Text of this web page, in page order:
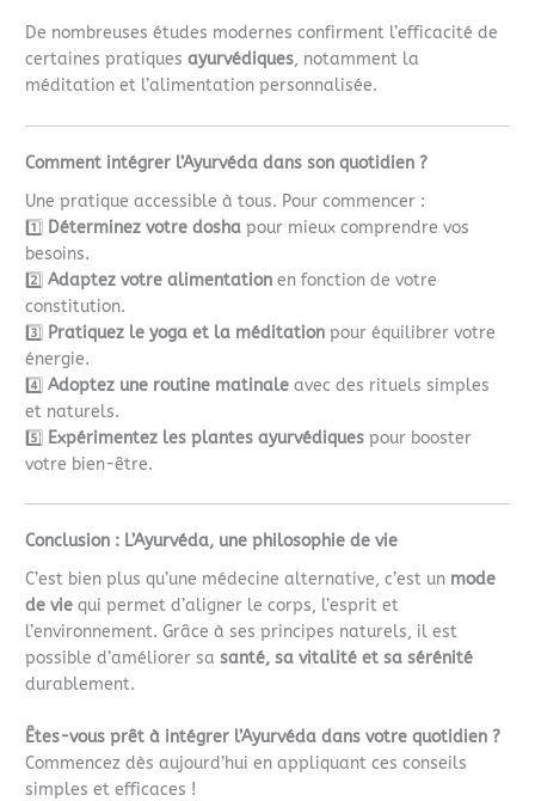
De nombreuses études modernes confirment l’efficacité de
certaines pratiquesayurvédiques, notamment la
méditation et l’alimentation personnalisée.
Comment intégrer l’Ayurvéda dans son quotidien ?
Une pratique accessible à tous. Pour commencer :
1️⃣ Déterminez votre dosha pour mieux comprendre vos
besoins.
2️⃣Adaptez votre alimentation en fonction de votre
constitution.
3️⃣ Pratiquez le yoga et la méditation pour équilibrer votre
énergie.
4️⃣Adoptez une routine matinale avec des rituels simples
et naturels.
5️⃣ Expérimentez les plantes ayurvédiques pour booster
votre bien-être.
Conclusion : L’Ayurvéda, une philosophie de vie
C’est bien plus qu’une médecine alternative, c’est un mode
de vie qui permet d’aligner le corps, l’esprit et
l’environnement. Grâce à ses principes naturels, il est
possible d’améliorer sasanté, sa vitalité et sa sérénité
durablement.
Êtes-vous prêt à intégrer l’Ayurvéda dans votre quotidien ?
Commencez dès aujourd’hui en appliquant ces conseils
simples et efficaces !